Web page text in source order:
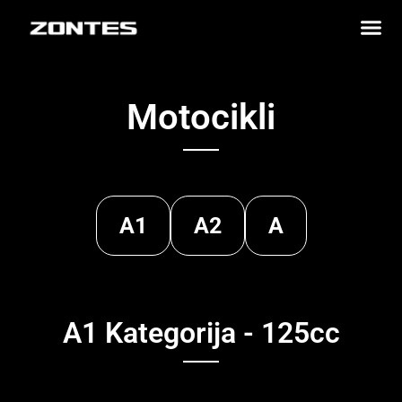
Motocikli
A1 A2 A
A1 Kategorija - 125cc